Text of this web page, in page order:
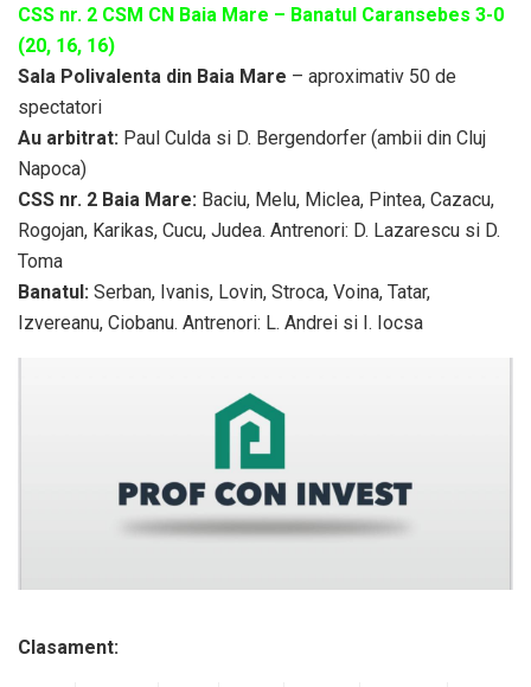
CSS nr. 2 CSM CN Baia Mare – Banatul Caransebes 3-0
(20, 16, 16)
Sala Polivalenta din Baia Mare – aproximativ 50 de
spectatori
Au arbitrat: Paul Culda si D. Bergendorfer (ambii din Cluj
Napoca)
CSS nr. 2 Baia Mare: Baciu, Melu, Miclea, Pintea, Cazacu,
Rogojan, Karikas, Cucu, Judea. Antrenori: D. Lazarescu si D.
Toma
Banatul: Serban, Ivanis, Lovin, Stroca, Voina, Tatar,
Izvereanu, Ciobanu. Antrenori: L. Andrei si I. Iocsa
Clasament: